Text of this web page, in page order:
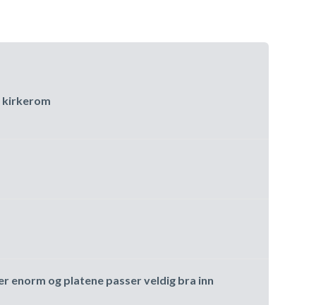
kirkerom
enorm og platene passer veldig bra inn